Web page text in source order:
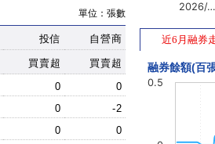
單位：張數
投信 自營商
買賣超
買賣超
0
0
0
-2
0
0
2026/
近6月融券
融券餘額(百
0.5